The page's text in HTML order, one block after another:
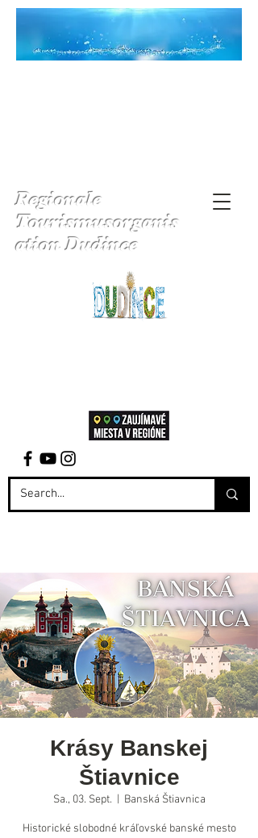
Regionale
Tourismusorganis
ation Dudince
Krásy Banskej
Štiavnice
Sa., 03. Sept. Banská Štiavnica
Historické slobodné kráľovské banské mesto